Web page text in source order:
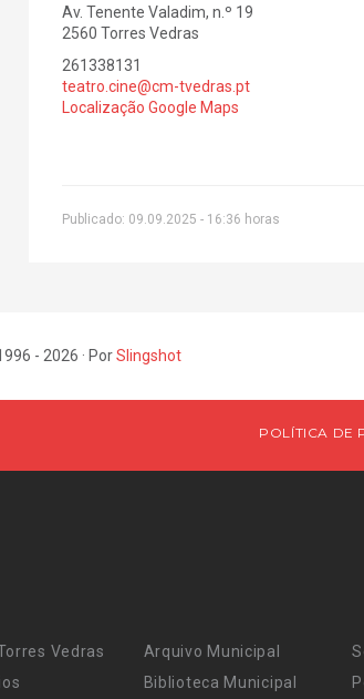
Av. Tenente Valadim, n.º 19
2560 Torres Vedras
261338131
teatro.cine@cm-tvedras.pt
Localização Google Maps
Publicado: 09.09.2025 - 16:36 horas
- 2026 · PorSlingshot
POLÍTICA DE
Vedras
Arquivo Municipal
Biblioteca Municipal